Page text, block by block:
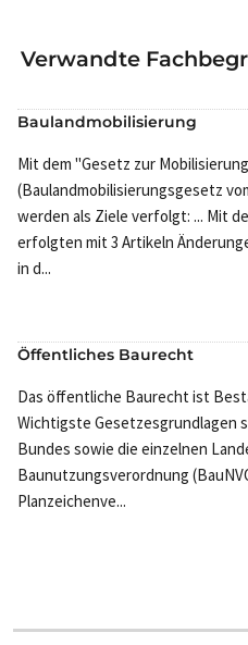
Verwandte
Baulandmobilisierung
Mit dem "Gesetz zur
(Baulandmobilisierungsgesetz
werden als Ziele verfolgt: ... Mit
erfolgten mit 3 Artikeln
in d...
Öffentliches Baurecht
Das öffentliche Baurecht ist
Wichtigste Gesetzesgrundlagen
Bundes sowie die einzelnen
Baunutzungsverordnung
Planzeichenve...